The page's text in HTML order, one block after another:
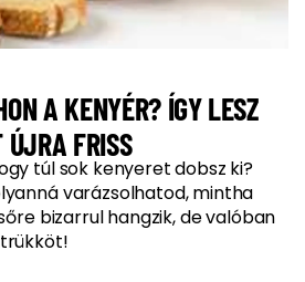
A KENYÉR? ÍGY LESZ
ÚJRA FRISS
túl sok kenyeret dobsz ki?
varázsolhatod, mintha
bizarrul hangzik, de valóban